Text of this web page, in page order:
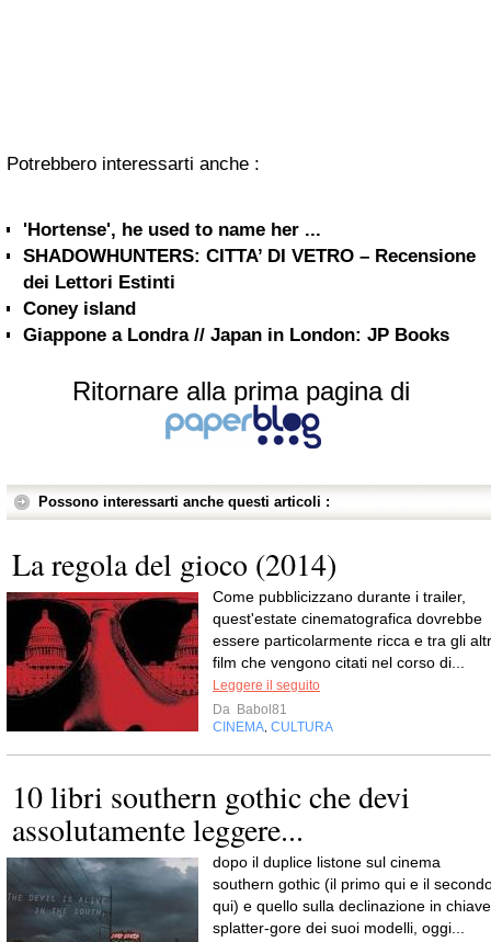
Potrebbero interessarti anche :
'Hortense', he used to name her ...
SHADOWHUNTERS: CITTA’ DI VETRO – Recensione
dei Lettori Estinti
Coney island
Giappone a Londra // Japan in London: JP Books
Ritornare alla prima pagina di
Possono interessarti anche questi articoli :
La regola del gioco (2014)
Come pubblicizzano durante i trailer,
quest'estate cinematografica dovrebbe
essere particolarmente ricca e tra gli
film che vengono citati nel corso di...
Leggere il seguito
Da Babol81
CINEMA CULTURA
10 libri southern gothic che devi
assolutamente leggere...
dopo il duplice listone sul cinema
southern gothic (il primo qui e il
qui) e quello sulla declinazione in chiave
splatter-gore dei suoi modelli, oggi...